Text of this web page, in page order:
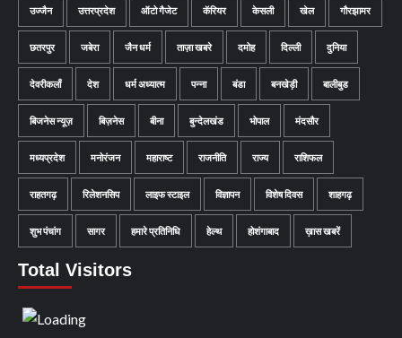
उज्जैन उत्तरप्रदेश ऑटो गैजेट कॅरियर केसली खेल गौरझामर
छतरपुर जबेरा जैन धर्म ताज़ा खबरे दमोह दिल्ली दुनिया
देवरीकलाँ देश धर्म अध्यात्म पन्ना बंडा बनखेड़ी बालीबुड
बिजनेस न्यूज़ बिज़नेस बीना बुन्देलखंड भोपाल मंदसौर
मध्यप्रदेश मनोरंजन महाराष्ट राजनीति राज्य राशिफल
राहतगढ़ रिलेशनसिप लाइफ स्टाइल विज्ञापन विशेष दिवस शाहगढ़
शुभ पंचांग सागर हमारे प्रतिनिधि हेल्थ होशंगाबाद ख़ास खबरें
Total Visitors